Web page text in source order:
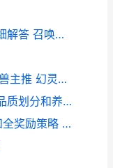
《幻灵召唤》驱赶旱魃方法策略详细解答 召唤幻灵bd
《幻灵召唤》灵兽主推：绝顶T0灵兽主推 幻灵怎么玩的
《幻灵召唤》灵兽系统说明：灵兽品质划分和养成诀窍详细解答 幻灵是一款什么样的游戏
《幻灵召唤》世界BOSS挑战规则和全奖励策略 幻灵是什么游戏